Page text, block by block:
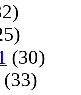
(30)
(33)